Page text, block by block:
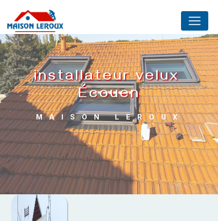
installateur velux
Écouen
MAISON LEROUX